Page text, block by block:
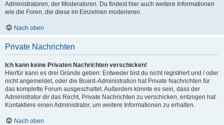
Administratoren, der Moderatoren. Du findest hier auch weitere Informationen
wie die Foren, die diese im Einzelnen moderieren.
Nach oben
Private Nachrichten
Ich kann keine Privaten Nachrichten verschicken!
Hierfür kann es drei Gründe geben: Entweder bist du nicht registriert und / oder
nicht angemeldet, oder die Board-Administration hat Private Nachrichten für
das komplette Forum ausgeschaltet. Außerdem könnte es sein, dass der
Administrator dir das Recht, Private Nachrichten zu verschicken, entzogen hat.
Kontaktiere einen Administrator, um weitere Informationen zu erhalten.
Nach oben